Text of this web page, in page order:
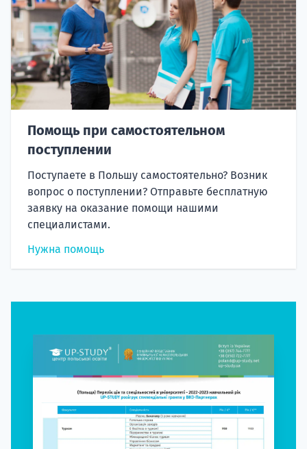
Помощь при самостоятельном
поступлении
Поступаете в Польшу самостоятельно? Возник
вопрос о поступлении? Отправьте бесплатную
заявку на оказание помощи нашими
специалистами.
Нужна помощь